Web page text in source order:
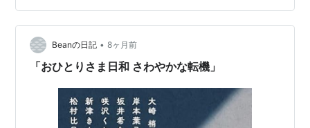
Beanの日記 • 8ヶ月前
「おひとりさま日和 さわやかな転機」